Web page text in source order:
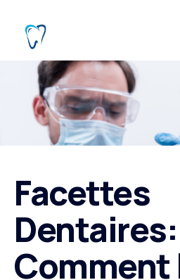
Facettes
Dentaires:
Comment